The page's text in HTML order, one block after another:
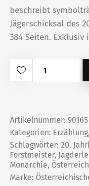
beschreibt
Jägerschicksal des
384 Seiten. Exklusiv
Ein
Jägerleben
Artikelnummer: 90165
Kategorien: Erzählung,
Schlagwörter: 20.
Forstmeister,
Monarchie, Österreich
Marke: